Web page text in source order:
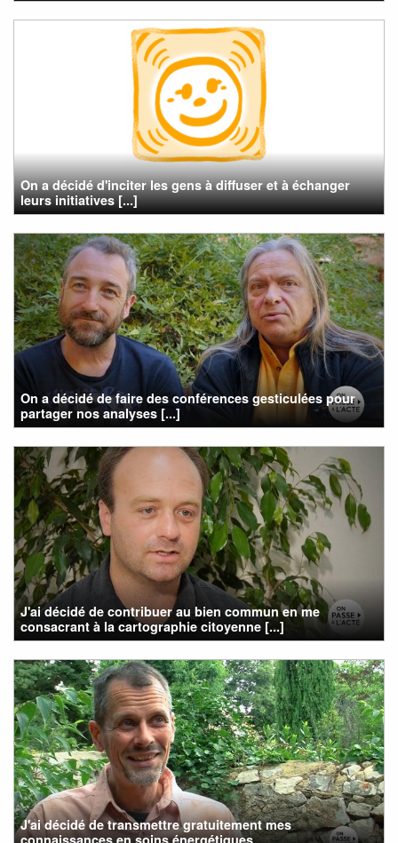
On a décidé d'inciter les gens à diffuser et à échanger
leurs initiatives [...]
On a décidé de faire des conférences gesticulées pour
partager nos analyses [...]
J'ai décidé de contribuer au bien commun en me
consacrant à la cartographie citoyenne [...]
J'ai décidé de transmettre gratuitement mes
connaissances en soins énergétiques